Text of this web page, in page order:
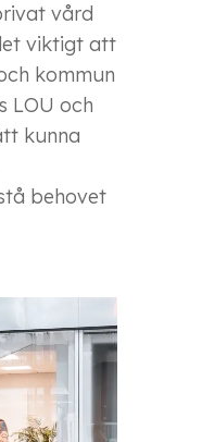
vård
viktigt att
kommun
LOU och
kunna
behovet